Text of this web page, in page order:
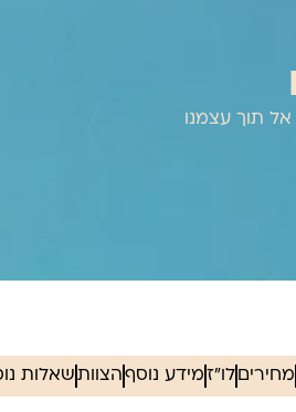
תוך עצמנו
מחירים לו"זמידע נוסףהצוותשאלות